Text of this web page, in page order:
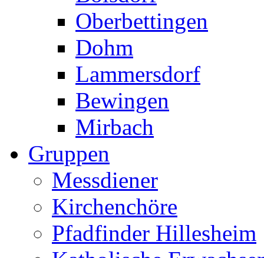
Oberbettingen
Dohm
Lammersdorf
Bewingen
Mirbach
Gruppen
Messdiener
Kirchenchöre
Pfadfinder Hillesheim